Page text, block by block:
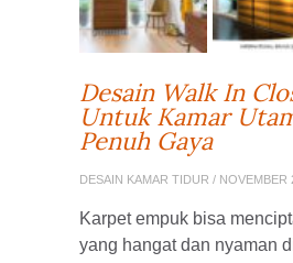
Desain Walk In
Untuk Kamar
Penuh Gaya
DESAIN KAMAR TIDUR / NOVEMBER
Karpet empuk bisa
yang hangat dan nyaman